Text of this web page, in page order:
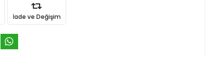
İade ve Değişim